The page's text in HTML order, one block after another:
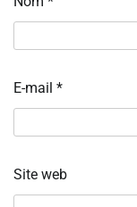
E-mail *
Site web